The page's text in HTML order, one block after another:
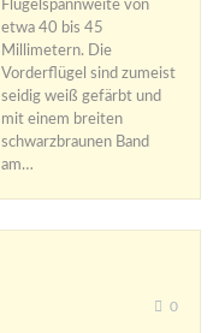
Flügelspannweite von
etwa 40 bis 45
Millimetern. Die
Vorderflügel sind zumeist
seidig weiß gefärbt und
mit einem breiten
schwarzbraunen Band
am…
0